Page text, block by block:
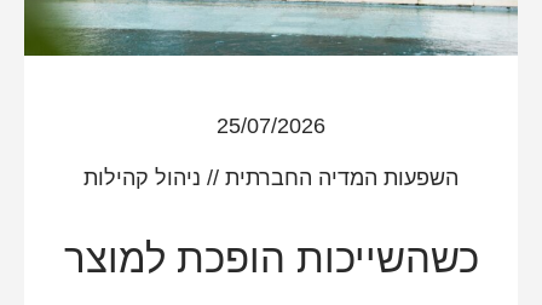
25/07/2026
השפעות המדיה החברתית // ניהול קהילות
כשהשייכות הופכת למוצר